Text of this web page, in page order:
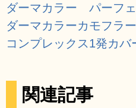
ダーマカラー パーフ
ダーマカラーカモフラ
コンプレックス1発カ
関連記事